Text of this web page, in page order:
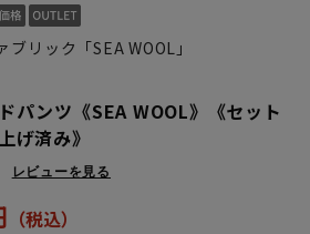
リック「SEA WOOL」
パンツ《SEA WOOL》《セット
げ済み》
レビューを見る